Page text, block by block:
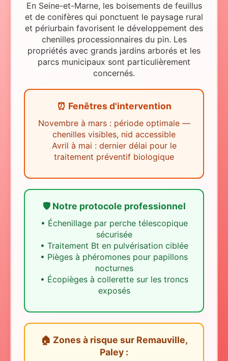
En Seine-et-Marne, les boisements de feuillus
et de conifères qui ponctuent le paysage rural
et périurbain favorisent le développement des
chenilles processionnaires du pin. Les
propriétés avec grands jardins arborés et les
parcs municipaux sont particulièrement
concernés.
⏰ Fenêtres d'intervention
Novembre à mars : période optimale —
chenilles visibles, nid accessible
Avril à mai : dernier délai pour le
traitement préventif biologique
🛡️ Notre protocole professionnel
• Échenillage par perche télescopique
sécurisée
• Traitement Bt en pulvérisation ciblée
• Pièges à phéromones pour papillons
nocturnes
• Écopièges à collerette sur les troncs
exposés
🏠 Zones à risque sur Remauville,
Paley :